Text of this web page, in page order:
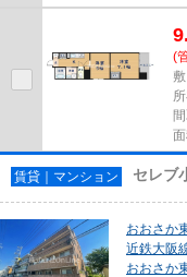
(
賃貸｜マンション セレブ
おおさか
近鉄大阪
おおさか